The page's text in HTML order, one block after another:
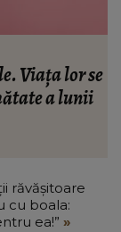
Spania în
lor a
în cer,
răvășitoare
cu boala:
ea!”